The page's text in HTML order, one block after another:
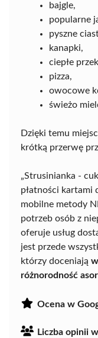
bajgle,
popularne
pyszne
kanapki,
ciepłe
pizza,
owocowe
świeżo
Dzięki temu
krótką przerwę
„Strusinianka -
płatności kartami
mobilne metody
potrzeb osób z
oferuje usług
jest przede
którzy doceniają
różnorodność
Ocena w
Liczba opinii